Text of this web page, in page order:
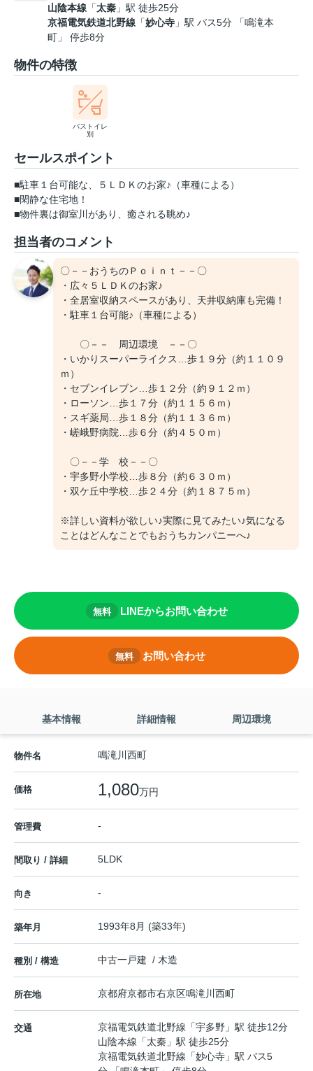
山陰本線 「太秦 」駅 徒歩25分
京福電気鉄道北野線 「妙心寺 」駅 バス5分 「鳴滝本
町」 停歩8分
物件の特徴
バストイレ
別
セールスポイント
■駐車１台可能な、５ＬＤＫのお家♪（車種による）
■閑静な住宅地！
■物件裏は御室川があり、癒される眺め♪
担当者のコメント
〇－－おうちのＰｏｉｎｔ－－〇
・広々５ＬＤＫのお家♪
・全居室収納スペースがあり、天井収納庫も完備！
・駐車１台可能♪（車種による）
〇－－ 周辺環境 －－〇
・いかりスーパーライクス…歩１９分（約１１０９
ｍ）
・セブンイレブン…歩１２分（約９１２ｍ）
・ローソン…歩１７分（約１１５６ｍ）
・スギ薬局…歩１８分（約１１３６ｍ）
・嵯峨野病院…歩６分（約４５０ｍ）
〇－－学 校－－〇
・宇多野小学校…歩８分（約６３０ｍ）
・双ケ丘中学校…歩２４分（約１８７５ｍ）
※詳しい資料が欲しい♪実際に見てみたい♪気になる
ことはどんなことでもおうちカンパニーへ♪
無料 LINEからお問い合わせ
無料 お問い合わせ
基本情報 詳細情報 周辺環境
物件名 鳴滝川西町
価格 1,080万円
管理費 -
間取り / 詳細 5LDK
向き -
築年月 1993年8月 (築33年)
種別 / 構造 中古一戸建 / 木造
所在地 京都府京都市右京区鳴滝川西町
交通 京福電気鉄道北野線 「宇多野 」駅 徒歩12分
山陰本線 「太秦 」駅 徒歩25分
京福電気鉄道北野線 「妙心寺 」駅 バス5